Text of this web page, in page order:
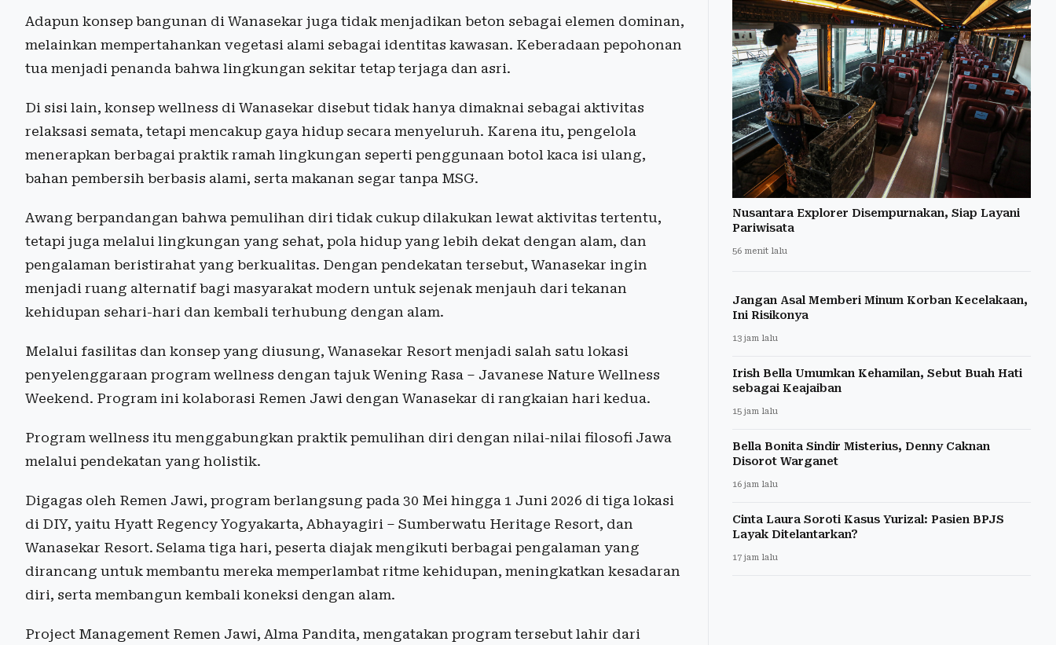
Adapun konsep bangunan di Wanasekar juga tidak menjadikan beton sebagai elemen dominan,
melainkan mempertahankan vegetasi alami sebagai identitas kawasan. Keberadaan pepohonan
tua menjadi penanda bahwa lingkungan sekitar tetap terjaga dan asri.
Di sisi lain, konsep wellness di Wanasekar disebut tidak hanya dimaknai sebagai aktivitas
relaksasi semata, tetapi mencakup gaya hidup secara menyeluruh. Karena itu, pengelola
menerapkan berbagai praktik ramah lingkungan seperti penggunaan botol kaca isi ulang,
bahan pembersih berbasis alami, serta makanan segar tanpa MSG.
Awang berpandangan bahwa pemulihan diri tidak cukup dilakukan lewat aktivitas tertentu,
tetapi juga melalui lingkungan yang sehat, pola hidup yang lebih dekat dengan alam, dan
pengalaman beristirahat yang berkualitas. Dengan pendekatan tersebut, Wanasekar ingin
menjadi ruang alternatif bagi masyarakat modern untuk sejenak menjauh dari tekanan
kehidupan sehari-hari dan kembali terhubung dengan alam.
Melalui fasilitas dan konsep yang diusung, Wanasekar Resort menjadi salah satu lokasi
penyelenggaraan program wellness dengan tajuk Wening Rasa – Javanese Nature Wellness
Weekend. Program ini kolaborasi Remen Jawi dengan Wanasekar di rangkaian hari kedua.
Program wellness itu menggabungkan praktik pemulihan diri dengan nilai-nilai filosofi Jawa
melalui pendekatan yang holistik.
Digagas oleh Remen Jawi, program berlangsung pada 30 Mei hingga 1 Juni 2026 di tiga lokasi
di DIY, yaitu Hyatt Regency Yogyakarta, Abhayagiri – Sumberwatu Heritage Resort, dan
Wanasekar Resort. Selama tiga hari, peserta diajak mengikuti berbagai pengalaman yang
dirancang untuk membantu mereka memperlambat ritme kehidupan, meningkatkan kesadaran
diri, serta membangun kembali koneksi dengan alam.
Project Management Remen Jawi, Alma Pandita, mengatakan program tersebut lahir dari
Nusantara Explorer Disempurnakan, Siap Layani
Pariwisata
56 menit lalu
Jangan Asal Memberi Minum Korban Kecelakaan,
Ini Risikonya
13 jam lalu
Irish Bella Umumkan Kehamilan, Sebut Buah Hati
sebagai Keajaiban
15 jam lalu
Bella Bonita Sindir Misterius, Denny Caknan
Disorot Warganet
16 jam lalu
Cinta Laura Soroti Kasus Yurizal: Pasien BPJS
Layak Ditelantarkan?
17 jam lalu